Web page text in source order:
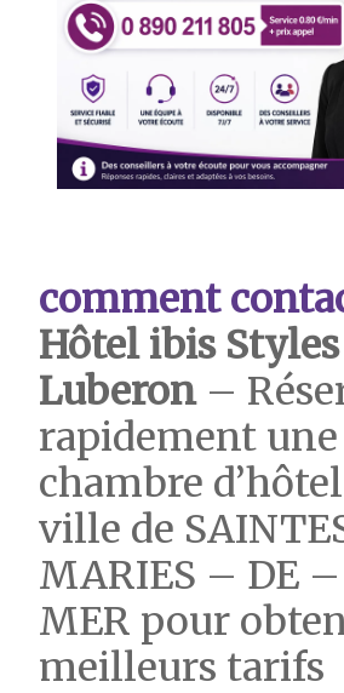
comment
Hôtel ibis
Luberon –
rapidement une
chambre
ville de
MARIES – DE
MER pour
meilleurs tarifs